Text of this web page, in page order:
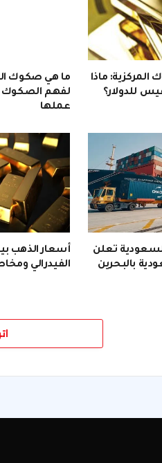
المركزية: ماذا
للدولار؟
ما هي صكوك
لفهم الصكوك
عملها
السعودية تعلن
بالبحرين
أسعار الذهب
الفيدرالي